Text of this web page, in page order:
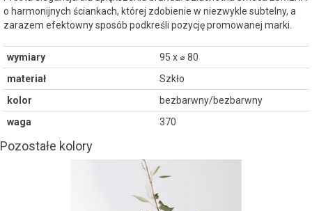
o harmonijnych ściankach, której zdobienie w niezwykle subtelny, a
zarazem efektowny sposób podkreśli pozycję promowanej marki.
wymiary
95 x ⌀ 80
materiał
Szkło
kolor
bezbarwny/bezbarwny
waga
370
Pozostałe kolory